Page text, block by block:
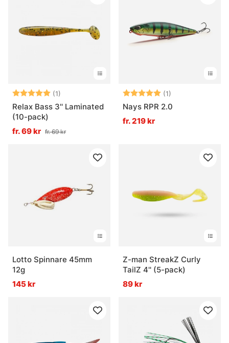
Betyg: (1)
5.0 utav 5 stjärnor
Relax Bass 3'' Laminated
(10-pack)
fr. 69 kr fr. 69 kr
Betyg: (1)
Nays RPR 2.0
fr. 219 kr
Lotto Spinnare 45mm
12g
145 kr
Z-man StreakZ Curly
TailZ 4'' (5-pack)
89 kr